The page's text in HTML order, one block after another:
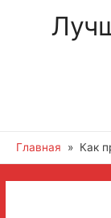
Главная Как